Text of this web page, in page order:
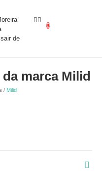
0
marca Milid
Milid
